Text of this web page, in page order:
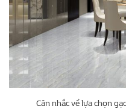
Cân nhắc về lựa chọn